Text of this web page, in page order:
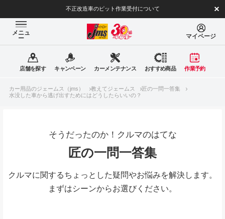
不正改造車のピット作業受付について
メニュ
ー マイページ
店舗を探す キャンペーン カーメンテナンス おすすめ商品 作業予約
カー用品のジェームス（jms） 教えてジェームス
匠の一問一答集
水没した車から逃げ出すためにはどうしたらいいの？
そうだったのか！クルマのはてな
匠の一問一答集
クルマに関するちょっとした疑問やお悩みを解決します。
まずはシーンからお選びください。